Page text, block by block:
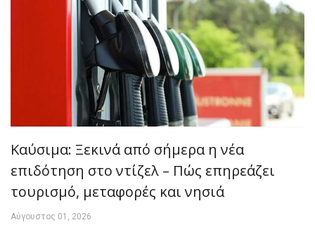
Καύσιμα: Ξεκινά από σήμερα η νέα
επιδότηση στο ντίζελ – Πώς επηρεάζει
τουρισμό, μεταφορές και νησιά
Αύγουστος 01, 2026